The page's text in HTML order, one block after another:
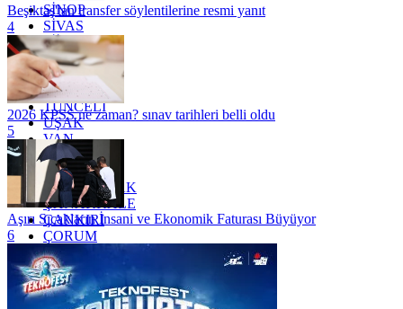
SİNOP
SİVAS
SİİRT
TEKİRDAĞ
TOKAT
TRABZON
TUNCELİ
UŞAK
VAN
YALOVA
YOZGAT
ZONGULDAK
ÇANAKKALE
ÇANKIRI
ÇORUM
İSTANBUL
İZMİR
ŞANLIURFA
ŞIRNAK
Beşiktaş'tan transfer söylentilerine resmi yanıt
4
2026 KPSS ne zaman? sınav tarihleri belli oldu
5
Aşırı Sıcakların İnsani ve Ekonomik Faturası Büyüyor
6